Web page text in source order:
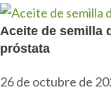
Aceite de semilla
próstata
26 de octubre de